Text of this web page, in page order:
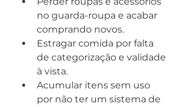
no guarda-roupa e acabar
comprando novos.
Estragar comida por falta
de categorização e validade
à vista.
Acumular itens sem uso
por não ter um sistema de